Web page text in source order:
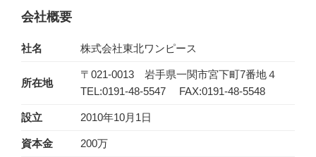
会社概要
社名 株式会社東北ワンピース
所在地
〒021-0013 岩手県一関市宮下町7番地４
TEL:0191-48-5547 FAX:0191-48-5548
設立 2010年10月1日
資本金 200万